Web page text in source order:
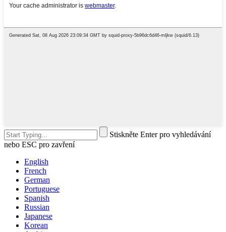
Stiskněte Enter pro vyhledávání
nebo ESC pro zavření
English
French
German
Portuguese
Spanish
Russian
Japanese
Korean